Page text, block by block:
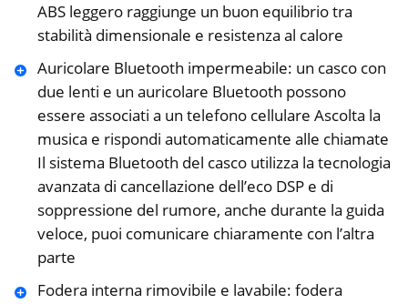
ABS leggero raggiunge un buon equilibrio tra
stabilità dimensionale e resistenza al calore
Auricolare Bluetooth impermeabile: un casco con
due lenti e un auricolare Bluetooth possono
essere associati a un telefono cellulare Ascolta la
musica e rispondi automaticamente alle chiamate
Il sistema Bluetooth del casco utilizza la tecnologia
avanzata di cancellazione dell’eco DSP e di
soppressione del rumore, anche durante la guida
veloce, puoi comunicare chiaramente con l’altra
parte
Fodera interna rimovibile e lavabile: fodera